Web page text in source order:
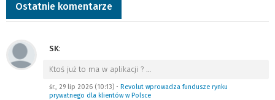
Ostatnie komentarze
SK:
Ktoś już to ma w aplikacji ? …
śr., 29 lip 2026 (10:13) • Revolut wprowadza fundusze rynku
prywatnego dla klientów w Polsce